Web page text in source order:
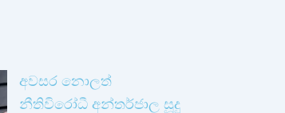
අවසර නොලත්
නීතිවිරෝධී අන්තර්ජාල සූදු